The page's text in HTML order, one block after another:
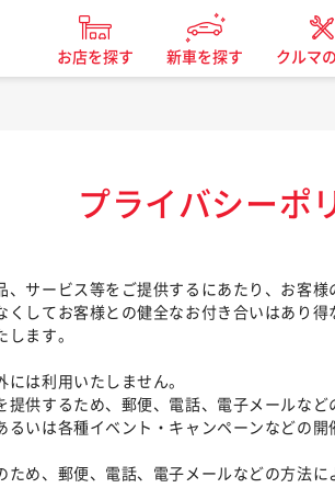
お店を探す 新車を探す クルマ
プライバシーポ
サービス等をご提供するにあたり、お客
してお客様との健全なお付き合いはあり
ます。
は利用いたしません。
するため、郵便、電話、電子メールなど
は各種イベント・キャンペーンなどの開
、郵便、電話、電子メールなどの方法に